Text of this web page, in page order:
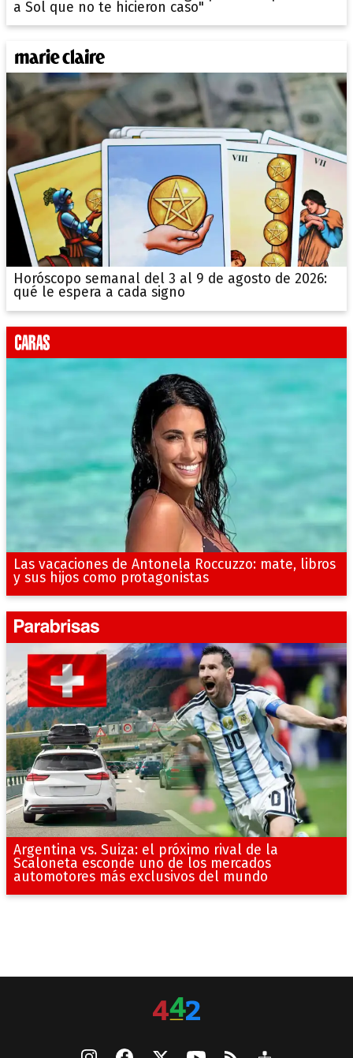
a Sol que no te hicieron caso"
Horóscopo semanal del 3 al 9 de agosto de 2026:
qué le espera a cada signo
Las vacaciones de Antonela Roccuzzo: mate, libros
y sus hijos como protagonistas
Argentina vs. Suiza: el próximo rival de la
Scaloneta esconde uno de los mercados
automotores más exclusivos del mundo